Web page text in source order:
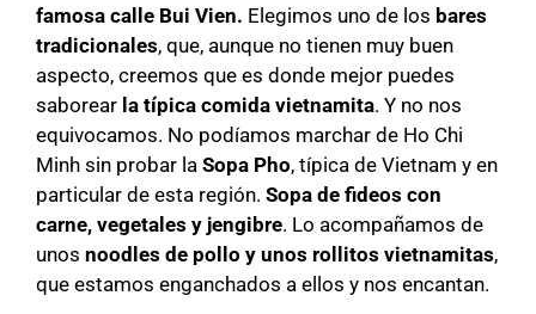
famosa calle Bui Vien. Elegimos uno de los bares
tradicionales, que, aunque no tienen muy buen
aspecto, creemos que es donde mejor puedes
saborear la típica comida vietnamita. Y no nos
equivocamos. No podíamos marchar de Ho Chi
Minh sin probar la Sopa Pho, típica de Vietnam y en
particular de esta región. Sopa de fideos con
carne, vegetales y jengibre. Lo acompañamos de
unos noodles de pollo y unos rollitos vietnamitas,
que estamos enganchados a ellos y nos encantan.